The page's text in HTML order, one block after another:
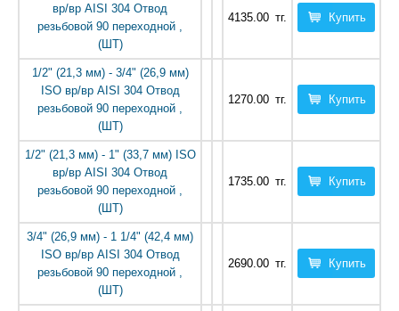
вр/вр AISI 304 Отвод
резьбовой 90 переходной ,
(ШТ)
4135.00 тг. Купить
1/2" (21,3 мм) - 3/4" (26,9 мм)
ISO вр/вр AISI 304 Отвод
резьбовой 90 переходной ,
(ШТ)
1270.00 тг. Купить
1/2" (21,3 мм) - 1" (33,7 мм) ISO
вр/вр AISI 304 Отвод
резьбовой 90 переходной ,
(ШТ)
1735.00 тг. Купить
3/4" (26,9 мм) - 1 1/4" (42,4 мм)
ISO вр/вр AISI 304 Отвод
резьбовой 90 переходной ,
(ШТ)
2690.00 тг. Купить